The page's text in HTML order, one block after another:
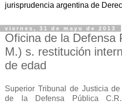
jurisprudencia argentina de
viernes, 31 de mayo de 2013
Oficina de la Defensa
M.) s. restitución
de edad
Superior Tribunal de Justicia
de la Defensa Pública